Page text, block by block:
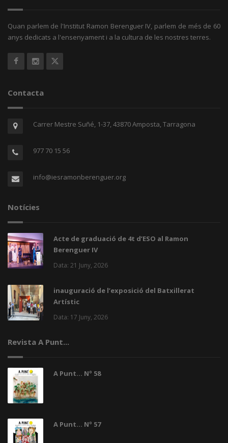
Quan parlem de l'Institut Ramon Berenguer IV, parlem de més de 60
anys dedicats a l'ensenyament i a la cultura de les nostres terres.
Contacta
Carrer Mestre Suñé, 1-37, 43870 Amposta, Tarragona
977 70 15 56
info@iesramonberenguer.org
Notícies
Acte de graduació de 4t d’ESO al Ramon
Berenguer IV
Data: 21 Juny, 2026
inauguració de l’exposició del Batxillerat
Artístic
Data: 17 Juny, 2026
Revista A Punt...
A Punt... Nº 58
A Punt... Nº 57